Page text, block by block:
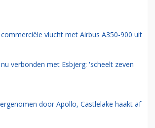
vlucht met Airbus A350-900 uit
verbonden met Esbjerg: 'scheelt zeven
door Apollo, Castlelake haakt af